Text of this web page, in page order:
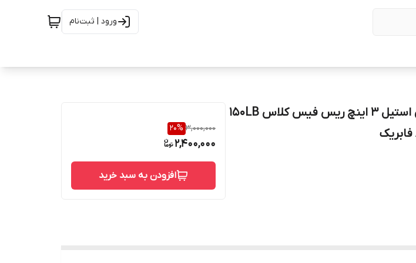
ورود | ثبت‌نام
فلنج اسلیپ ان استنلس استیل 3 اینچ ریس فیس کلاس 150LB
3,000,000
20%
2,400,000
افزودن به سبد خرید